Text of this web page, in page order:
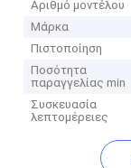
Αριθμό μοντέλου
Μάρκα
Πιστοποίηση
Ποσότητα
παραγγελίας min
Συσκευασία
λεπτομέρειες